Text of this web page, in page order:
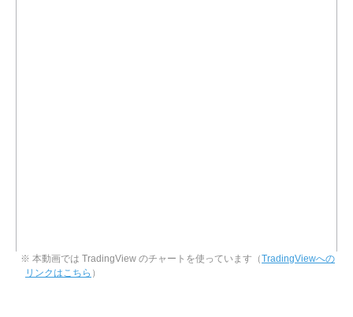
※ 本動画では TradingView のチャートを使っています（TradingViewへの
リンクはこちら ）